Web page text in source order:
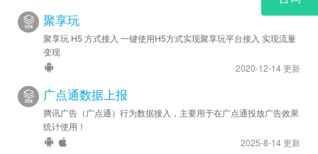
聚享玩
聚享玩 H5 方式接入 一键使用H5方式实现聚享玩平台接入 实现流量
变现
2020-12-14 更新
广点通数据上报
腾讯广告（广点通）行为数据接入，主要用于在广点通投放广告效果
统计使用！
2025-8-14 更新